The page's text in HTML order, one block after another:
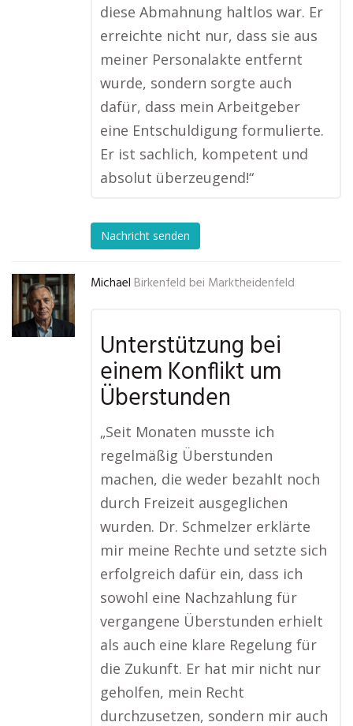
diese Abmahnung haltlos war. Er
erreichte nicht nur, dass sie aus
meiner Personalakte entfernt
wurde, sondern sorgte auch
dafür, dass mein Arbeitgeber
eine Entschuldigung formulierte.
Er ist sachlich, kompetent und
absolut überzeugend!“
Nachricht senden
Michael Birkenfeld bei Marktheidenfeld
Unterstützung bei
einem Konflikt um
Überstunden
„Seit Monaten musste ich
regelmäßig Überstunden
machen, die weder bezahlt noch
durch Freizeit ausgeglichen
wurden. Dr. Schmelzer erklärte
mir meine Rechte und setzte sich
erfolgreich dafür ein, dass ich
sowohl eine Nachzahlung für
vergangene Überstunden erhielt
als auch eine klare Regelung für
die Zukunft. Er hat mir nicht nur
geholfen, mein Recht
durchzusetzen, sondern mir auch